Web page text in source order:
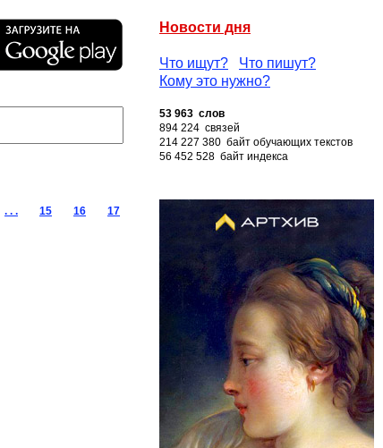
Новости дня
Что ищут?
Что пишут?
Кому это нужно?
53 963 слов
894 224 связей
214 227 380 байт обучающих текстов
56 452 528 байт индекса
. . . 15 16 17